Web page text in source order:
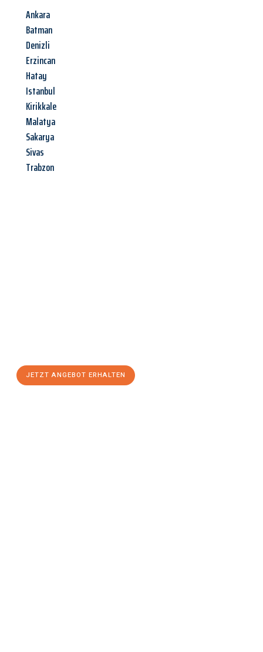
Ankara
Batman
Denizli
Erzincan
Hatay
Istanbul
Kirikkale
Malatya
Sakarya
Sivas
Trabzon
JETZT ANGEBOT ERHALTEN